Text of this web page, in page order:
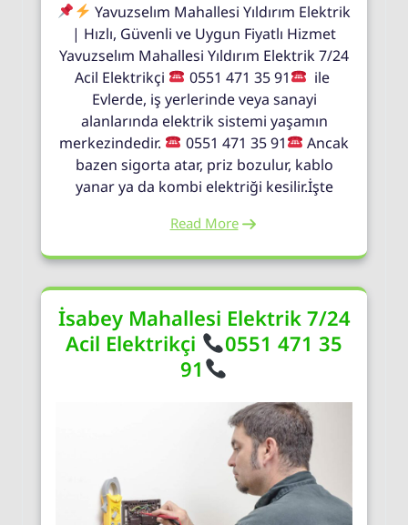
Yavuzselım Mahallesi Yıldırım Elektrik
| Hızlı, Güvenli ve Uygun Fiyatlı Hizmet
Yavuzselım Mahallesi Yıldırım Elektrik 7/24
Acil Elektrikçi
0551 471 35 91
ile
Evlerde, iş yerlerinde veya sanayi
alanlarında elektrik sistemi yaşamın
merkezindedir.
0551 471 35 91
Ancak
bazen sigorta atar, priz bozulur, kablo
yanar ya da kombi elektriği kesilir.İşte
Read More
İsabey Mahallesi Elektrik 7/24
Acil Elektrikçi
0551 471 35
91